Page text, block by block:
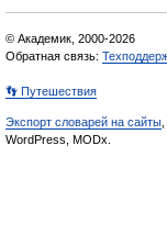
© Академик, 2000-2026
Обратная связь:
👣 Путешествия
Экспорт словарей на сайты
WordPress, MODx.